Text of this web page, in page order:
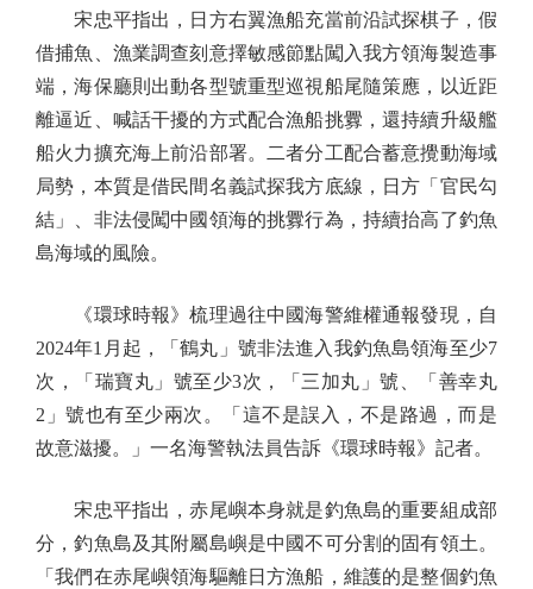
宋忠平指出，日方右翼漁船充當前沿試探棋子，假
借捕魚、漁業調查刻意擇敏感節點闖入我方領海製造事
端，海保廳則出動各型號重型巡視船尾隨策應，以近距
離逼近、喊話干擾的方式配合漁船挑釁，還持續升級艦
船火力擴充海上前沿部署。二者分工配合蓄意攪動海域
局勢，本質是借民間名義試探我方底線，日方「官民勾
結」、非法侵闖中國領海的挑釁行為，持續抬高了釣魚
島海域的風險。
《環球時報》梳理過往中國海警維權通報發現，自
2024年1月起，「鶴丸」號非法進入我釣魚島領海至少7
次，「瑞寶丸」號至少3次，「三加丸」號、「善幸丸
2」號也有至少兩次。「這不是誤入，不是路過，而是
故意滋擾。」一名海警執法員告訴《環球時報》記者。
宋忠平指出，赤尾嶼本身就是釣魚島的重要組成部
分，釣魚島及其附屬島嶼是中國不可分割的固有領土。
「我們在赤尾嶼領海驅離日方漁船，維護的是整個釣魚